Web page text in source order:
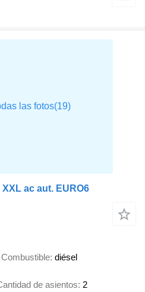
ac aut. EURO6
Combustible diésel
de asientos 2